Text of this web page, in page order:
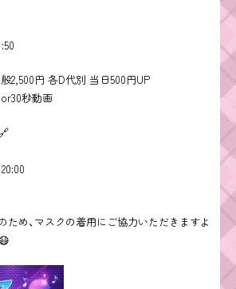
2,500円 各D代別 当日500円UP
秒動画
め、マスクの着用にご協力いただきますよ